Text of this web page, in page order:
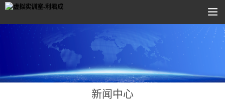
新闻中心